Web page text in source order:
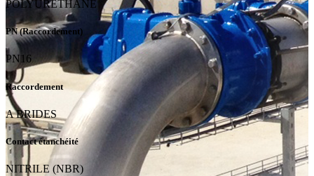
POLYURETHANE
PN (Raccordement)
PN16
Raccordement
A BRIDES
Contact étanchéité
NITRILE (NBR)